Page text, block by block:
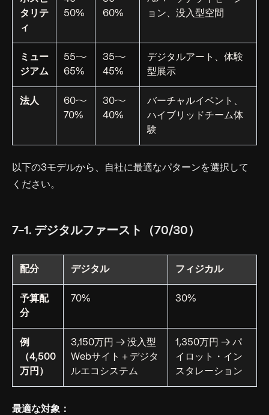
タリテ
ィ
50%
60%
ョン、没入型空間
ミュー
ジアム
55〜
65%
35〜
45%
デジタルアート、体験
型展示
法人
60〜
70%
30〜
40%
バーチャルイベント、
ハイブリッドチーム体
験
以下の3モデルから、自社に最適なパターンを選択して
ください。
7-1. デジタルファースト（70/30）
配分 デジタル フィジカル
予算配
分
70% 30%
例
（4,500
万円）
3,150万円 → 没入型
Webサイト＋デジタ
ルエコシステム
1,350万円 → パ
イロット・イン
スタレーション
最適な対象：